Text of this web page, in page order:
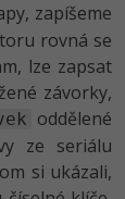
zapíšeme
rovná se
lze zapsat
závorky,
oddělené
ze seriálu
si ukázali,